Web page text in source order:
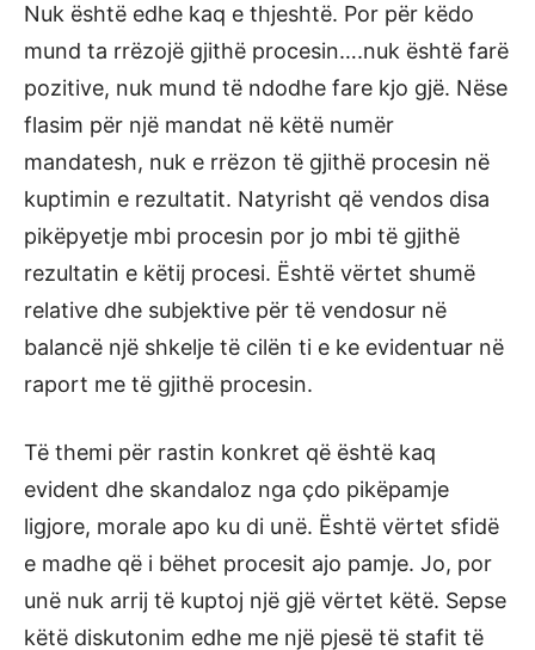
Nuk është edhe kaq e thjeshtë. Por për këdo
mund ta rrëzojë gjithë procesin….nuk është farë
pozitive, nuk mund të ndodhe fare kjo gjë. Nëse
flasim për një mandat në këtë numër
mandatesh, nuk e rrëzon të gjithë procesin në
kuptimin e rezultatit. Natyrisht që vendos disa
pikëpyetje mbi procesin por jo mbi të gjithë
rezultatin e këtij procesi. Është vërtet shumë
relative dhe subjektive për të vendosur në
balancë një shkelje të cilën ti e ke evidentuar në
raport me të gjithë procesin.
Të themi për rastin konkret që është kaq
evident dhe skandaloz nga çdo pikëpamje
ligjore, morale apo ku di unë. Është vërtet sfidë
e madhe që i bëhet procesit ajo pamje. Jo, por
unë nuk arrij të kuptoj një gjë vërtet këtë. Sepse
këtë diskutonim edhe me një pjesë të stafit të